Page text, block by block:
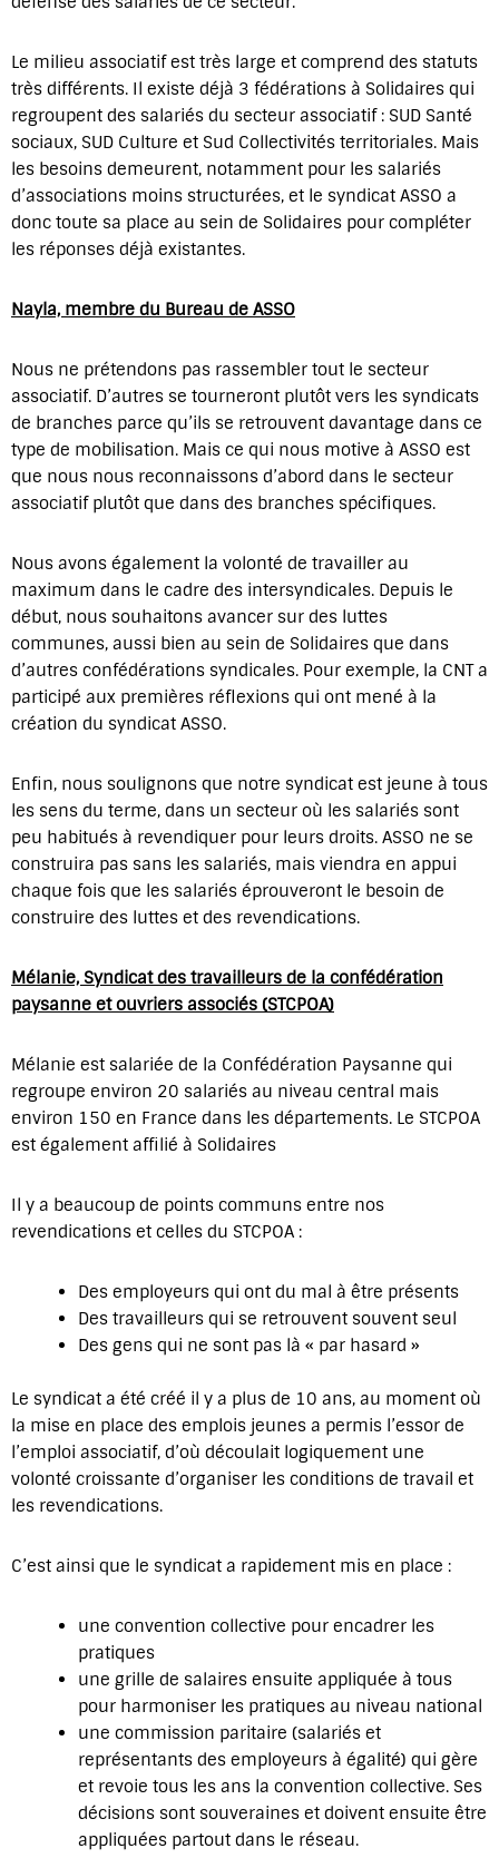
Le milieu associatif est très large et comprend des statuts
très différents. Il existe déjà 3 fédérations à Solidaires qui
regroupent des salariés du secteur associatif : SUD Santé
sociaux, SUD Culture et Sud Collectivités territoriales. Mais
les besoins demeurent, notamment pour les salariés
d’associations moins structurées, et le syndicat ASSO a
donc toute sa place au sein de Solidaires pour compléter
les réponses déjà existantes.
Nayla, membre du Bureau de ASSO
Nous ne prétendons pas rassembler tout le secteur
associatif. D’autres se tourneront plutôt vers les syndicats
de branches parce qu’ils se retrouvent davantage dans ce
type de mobilisation. Mais ce qui nous motive à ASSO est
que nous nous reconnaissons d’abord dans le secteur
associatif plutôt que dans des branches spécifiques.
Nous avons également la volonté de travailler au
maximum dans le cadre des intersyndicales. Depuis le
début, nous souhaitons avancer sur des luttes
communes, aussi bien au sein de Solidaires que dans
d’autres confédérations syndicales. Pour exemple, la CNT a
participé aux premières réflexions qui ont mené à la
création du syndicat ASSO.
Enfin, nous soulignons que notre syndicat est jeune à tous
les sens du terme, dans un secteur où les salariés sont
peu habitués à revendiquer pour leurs droits. ASSO ne se
construira pas sans les salariés, mais viendra en appui
chaque fois que les salariés éprouveront le besoin de
construire des luttes et des revendications.
Mélanie, Syndicat des travailleurs de la confédération
paysanne et ouvriers associés (STCPOA)
Mélanie est salariée de la Confédération Paysanne qui
regroupe environ 20 salariés au niveau central mais
environ 150 en France dans les départements. Le STCPOA
est également affilié à Solidaires
Il y a beaucoup de points communs entre nos
revendications et celles du STCPOA :
Des employeurs qui ont du mal à être présents
Des travailleurs qui se retrouvent souvent seul
Des gens qui ne sont pas là « par hasard »
Le syndicat a été créé il y a plus de 10 ans, au moment où
la mise en place des emplois jeunes a permis l’essor de
l’emploi associatif, d’où découlait logiquement une
volonté croissante d’organiser les conditions de travail et
les revendications.
C’est ainsi que le syndicat a rapidement mis en place :
une convention collective pour encadrer les
pratiques
une grille de salaires ensuite appliquée à tous
pour harmoniser les pratiques au niveau national
une commission paritaire (salariés et
représentants des employeurs à égalité) qui gère
et revoie tous les ans la convention collective. Ses
décisions sont souveraines et doivent ensuite être
appliquées partout dans le réseau.